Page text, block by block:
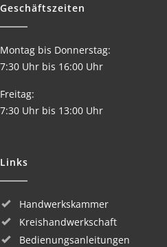
Geschäftszeiten
Montag bis Donnerstag:
7:30 Uhr bis 16:00 Uhr
Freitag:
7:30 Uhr bis 13:00 Uhr
Links
Handwerkskammer
Kreishandwerkschaft
Bedienungsanleitungen